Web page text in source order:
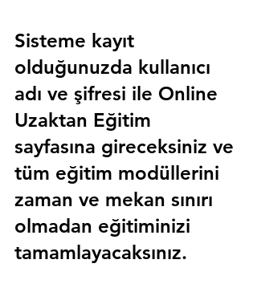
Sisteme kayıt
olduğunuzda kullanıcı
adı ve şifresi ile Online
Uzaktan Eğitim
sayfasına gireceksiniz ve
tüm eğitim modüllerini
zaman ve mekan sınırı
olmadan eğitiminizi
tamamlayacaksınız.